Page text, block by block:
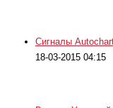
Сигналы
18-03-2015 04:15